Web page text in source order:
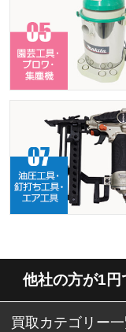
他社の方が1円
買取カテゴリー